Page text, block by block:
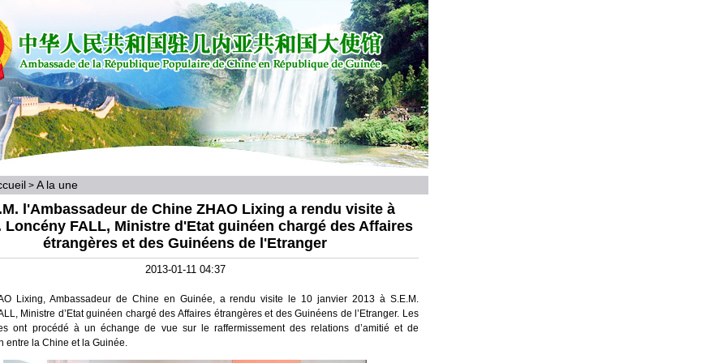
> A la une
l'Ambassadeur de Chine ZHAO Lixing a rendu visite à
Loncény FALL, Ministre d'Etat guinéen chargé des Affaires
étrangères et des Guinéens de l'Etranger
2013-01-11 04:37
Lixing, Ambassadeur de Chine en Guinée, a rendu visite le 10 janvier 2013 à S.E.M.
Ministre d’Etat guinéen chargé des Affaires étrangères et des Guinéens de l’Etranger. Les
ont procédé à un échange de vue sur le raffermissement des relations d’amitié et de
entre la Chine et la Guinée.